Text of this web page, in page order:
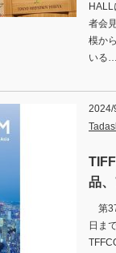
者会
模か
いる…
2024/
品
第
日ま